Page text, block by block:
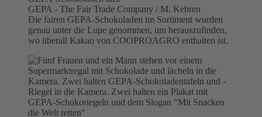
GEPA - The Fair Trade Company / M. Kehren
Die fairen GEPA-Schokoladen im Sortiment wurden
genau unter die Lupe genommen, um herauszufinden,
wo überall Kakao von COOPROAGRO enthalten ist.